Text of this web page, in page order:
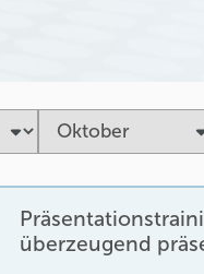
überzeugend